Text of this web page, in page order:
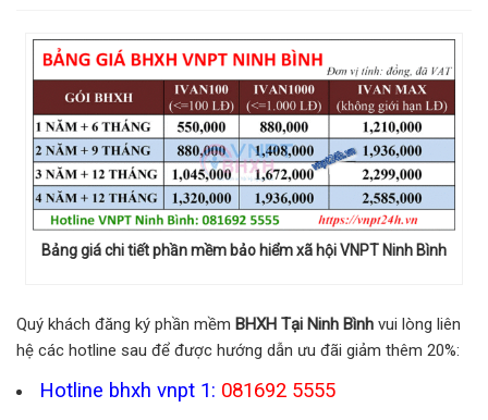
Bảng giá chi tiết phần mềm bảo hiểm xã hội VNPT Ninh Bình
Quý khách đăng ký phần mềm BHXH Tại Ninh Bình vui lòng liên
hệ các hotline sau để được hướng dẫn ưu đãi giảm thêm 20%:
Hotline bhxh vnpt 1: 081692 5555